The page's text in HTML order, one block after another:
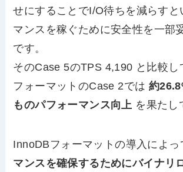
せにすることでI/O待ちを減らすと
マンスを稼ぐために安全性を一部
です。
そのCase 5のTPS 4,190 と比較し
フォーマットのCase 2では 約
ものパフォーマンス向上 を果たし
InnoDBフォーマットの導入によっ
マンスを確保するためにバイナリ